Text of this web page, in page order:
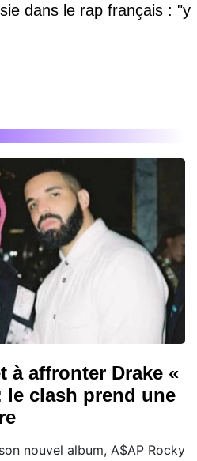
dans le rap français : "y
à affronter Drake «
le clash prend une
nouvel album, A$AP Rocky